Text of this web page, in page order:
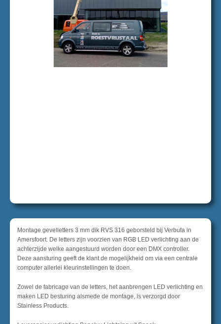
Montage gevelletters 3 mm dik RVS 316 geborsteld bij Verbufa in
Amersfoort. De letters zijn voorzien van RGB LED verlichting aan de
achterzijde welke aangestuurd worden door een DMX controller.
Deze aansturing geeft de klant de mogelijkheid om via een centrale
computer allerlei kleurinstellingen te doen.
Zowel de fabricage van de letters, het aanbrengen LED verlichting en
maken LED besturing alsmede de montage, is verzorgd door
Stainless Products.